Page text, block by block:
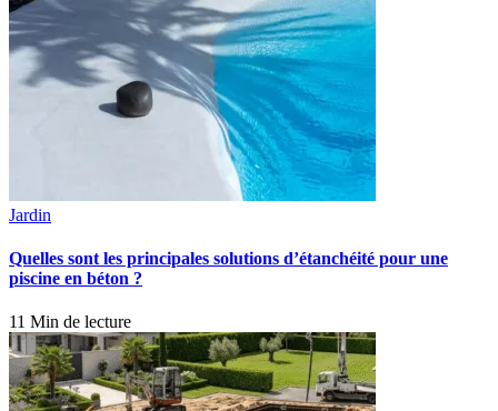
Jardin
Quelles sont les principales solutions d’étanchéité pour une
piscine en béton ?
11 Min de lecture